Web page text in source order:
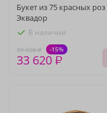
Букет из 75 красных роз
Эквадор
В наличии
39 550 ₽ -15%
33 620 ₽